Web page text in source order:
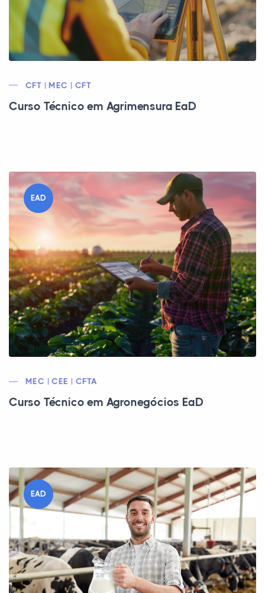
CFT | MEC | CFT
Curso Técnico em Agrimensura EaD
EAD
MEC | CEE | CFTA
Curso Técnico em Agronegócios EaD
EAD